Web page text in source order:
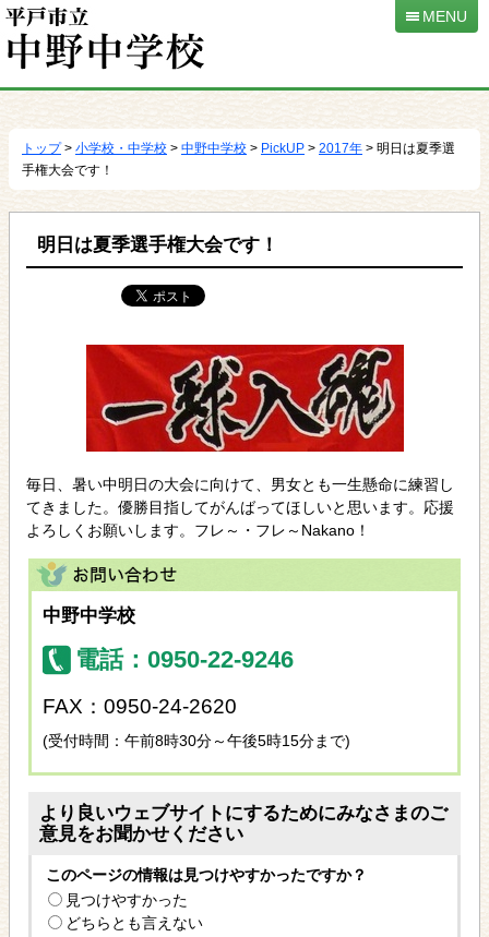
動
MENU
トップ> 小学校・中学校 > 中野中学校 > PickUP > 2017年 > 明日は夏季選
手権大会です！
明日は夏季選手権大会です！
毎日、暑い中明日の大会に向けて、男女とも一生懸命に練習し
てきました。優勝目指してがんばってほしいと思います。応援
よろしくお願いします。フレ～・フレ～Nakano！
中野中学校
電話：0950-22-9246
FAX：0950-24-2620
(受付時間：午前8時30分～午後5時15分まで)
より良いウェブサイトにするためにみなさまのご
意見をお聞かせください
このページの情報は見つけやすかったですか？
見つけやすかった
どちらとも言えない